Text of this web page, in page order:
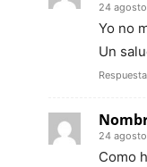
24
Yo no
Un
Respuesta
24
Como